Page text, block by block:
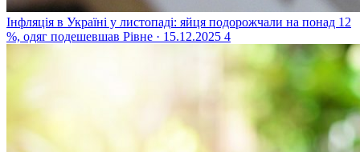
Інфляція в Україні у листопаді: яйця подорожчали на понад 12
%, одяг подешевшав Рівне · 15.12.2025 4